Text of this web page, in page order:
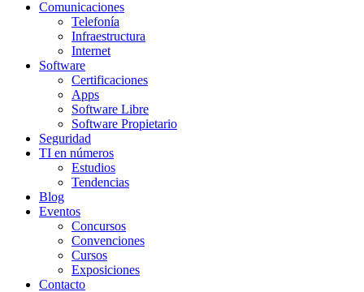
Comunicaciones
Telefonía
Infraestructura
Internet
Software
Certificaciones
Apps
Software Libre
Software Propietario
Seguridad
TI en números
Estudios
Tendencias
Blog
Eventos
Concursos
Convenciones
Cursos
Exposiciones
Contacto